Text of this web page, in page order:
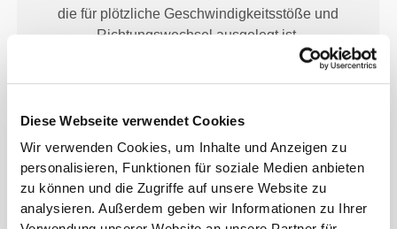
Diese Webseite verwendet Cookies
Wir verwenden Cookies, um Inhalte und Anzeigen zu
personalisieren, Funktionen für soziale Medien anbieten
zu können und die Zugriffe auf unsere Website zu
analysieren. Außerdem geben wir Informationen zu Ihrer
die für plötzliche Geschwindigkeitsstöße und
Richtungswechsel ausgelegt ist.
GENAUPASSEND
Entworfen mit einem ausreichend hohen